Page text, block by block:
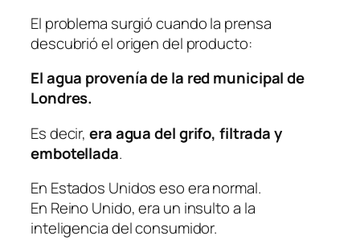
El problema surgió cuando la prensa
descubrió el origen del producto:
El agua provenía de la red municipal de
Londres.
Es decir, era agua del grifo, filtrada y
embotellada.
En Estados Unidos eso era normal.
En Reino Unido, era un insulto a la
inteligencia del consumidor.